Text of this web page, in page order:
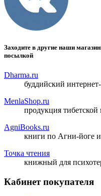
Заходите в другие наши
посылкой
Dharma.ru
буддийский
MenlaShop.ru
продукция
AgniBooks.ru
книги по Агни-йоге
Точка чтения
книжный для
Кабинет покупателя